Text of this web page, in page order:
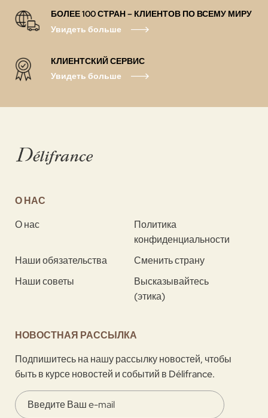
БОЛЕЕ 100 СТРАН – КЛИЕНТОВ ПО ВСЕМУ МИРУ
Увидеть больше
КЛИЕНТСКИЙ СЕРВИС
Увидеть больше
О НАС
О нас
Политика
конфиденциальности
Наши обязательства
Сменить страну
Наши советы
Высказывайтесь
(этика)
НОВОСТНАЯ РАССЫЛКА
Подпишитесь на нашу рассылку новостей, чтобы
быть в курсе новостей и событий в Délifrance.